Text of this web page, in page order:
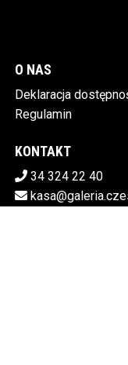
O NAS
Deklaracja
Regulamin
KONTAKT
34 324 22 40